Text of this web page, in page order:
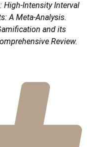
High-Intensity Interval
A Meta-Analysis.
and its
Review.